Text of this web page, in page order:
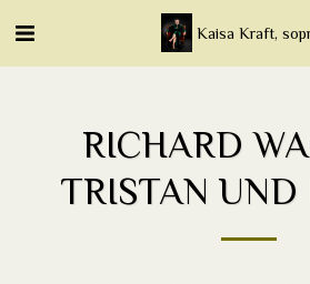
Kaisa Kraft,
RICHARD
TRISTAN UND